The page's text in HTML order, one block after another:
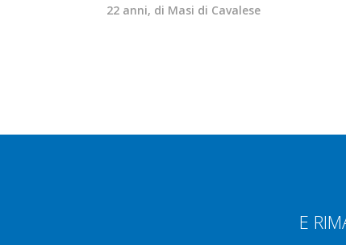
22 anni, di Masi di Cavalese
E